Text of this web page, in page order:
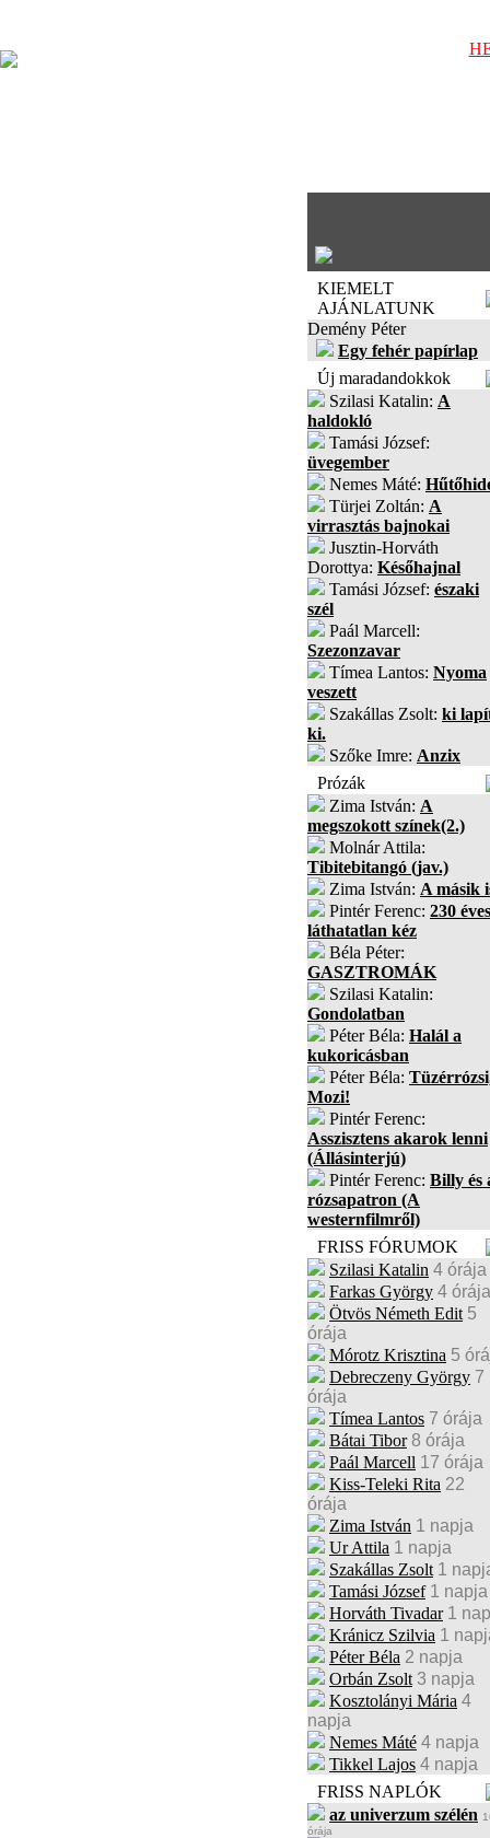
KIEMELT
AJÁNLATUNK
Demény Péter
Egy fehér papírlap
Új maradandokkok
Szilasi Katalin: A
haldokló
Tamási József:
üvegember
Nemes Máté:
Türjei Zoltán: A
virrasztás bajnokai
Jusztin-Horváth
Dorottya: Későhajnal
Tamási József: északi
szél
Paál Marcell:
Szezonzavar
Tímea Lantos: Nyoma
veszett
Szakállas Zsolt: ki
ki.
Szőke Imre: Anzix
Prózák
Zima István: A
megszokott színek(2.)
Molnár Attila:
Tibitebitangó (jav.)
Zima István: A másik
Pintér Ferenc: 230
láthatatlan kéz
Béla Péter:
GASZTROMÁK
Szilasi Katalin:
Gondolatban
Péter Béla: Halál a
kukoricásban
Péter Béla:
Mozi!
Pintér Ferenc:
Asszisztens akarok lenni
(Állásinterjú)
Pintér Ferenc: Billy és
rózsapatron (A
westernfilmről)
FRISS FÓRUMOK
Szilasi Katalin 4 órája
Farkas György 4 órája
Ötvös Németh Edit 5
órája
Mórotz Krisztina 5
Debreczeny György 7
órája
Tímea Lantos 7 órája
Bátai Tibor 8 órája
Paál Marcell 17 órája
Kiss-Teleki Rita 22
órája
Zima István 1 napja
Ur Attila 1 napja
Szakállas Zsolt 1
Tamási József 1 napja
Horváth Tivadar 1
Kránicz Szilvia 1
Péter Béla 2 napja
Orbán Zsolt 3 napja
Kosztolányi Mária 4
napja
Nemes Máté 4 napja
Tikkel Lajos 4 napja
FRISS NAPLÓK
az univerzum szélén
órája